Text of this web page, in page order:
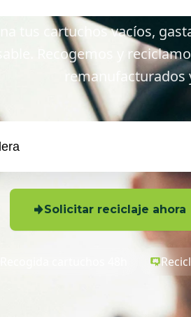
tus cartuchos vacíos,
Recogemos y
Solicitar reciclaje ahora